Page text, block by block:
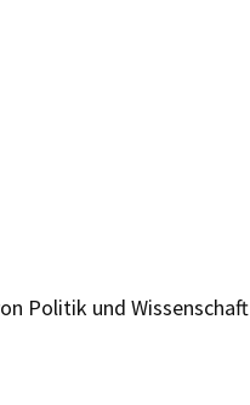
Politik und Wissenschaft